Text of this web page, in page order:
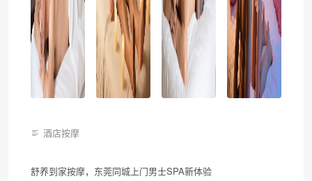
酒店按摩
舒养到家按摩，东莞同城上门男士SPA新体验